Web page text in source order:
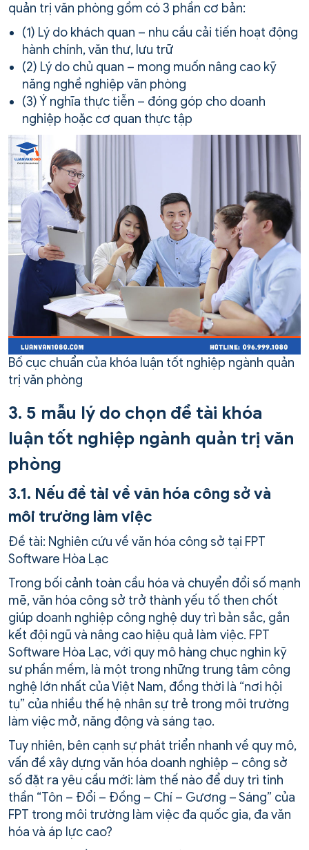
quản trị văn phòng gồm có 3 phần cơ bản:
(1) Lý do khách quan – nhu cầu cải tiến hoạt động
hành chính, văn thư, lưu trữ
(2) Lý do chủ quan – mong muốn nâng cao kỹ
năng nghề nghiệp văn phòng
(3) Ý nghĩa thực tiễn – đóng góp cho doanh
nghiệp hoặc cơ quan thực tập
Bố cục chuẩn của khóa luận tốt nghiệp ngành quản
trị văn phòng
3. 5 mẫu lý do chọn đề tài khóa
luận tốt nghiệp ngành quản trị văn
phòng
3.1. Nếu đề tài về văn hóa công sở và
môi trường làm việc
Đề tài: Nghiên cứu về văn hóa công sở tại FPT
Software Hòa Lạc
Trong bối cảnh toàn cầu hóa và chuyển đổi số mạnh
mẽ, văn hóa công sở trở thành yếu tố then chốt
giúp doanh nghiệp công nghệ duy trì bản sắc, gắn
kết đội ngũ và nâng cao hiệu quả làm việc. FPT
Software Hòa Lạc, với quy mô hàng chục nghìn kỹ
sư phần mềm, là một trong những trung tâm công
nghệ lớn nhất của Việt Nam, đồng thời là “nơi hội
tụ” của nhiều thế hệ nhân sự trẻ trong môi trường
làm việc mở, năng động và sáng tạo.
Tuy nhiên, bên cạnh sự phát triển nhanh về quy mô,
vấn đề xây dựng văn hóa doanh nghiệp – công sở
số đặt ra yêu cầu mới: làm thế nào để duy trì tinh
thần “Tôn – Đổi – Đồng – Chí – Gương – Sáng” của
FPT trong môi trường làm việc đa quốc gia, đa văn
hóa và áp lực cao?